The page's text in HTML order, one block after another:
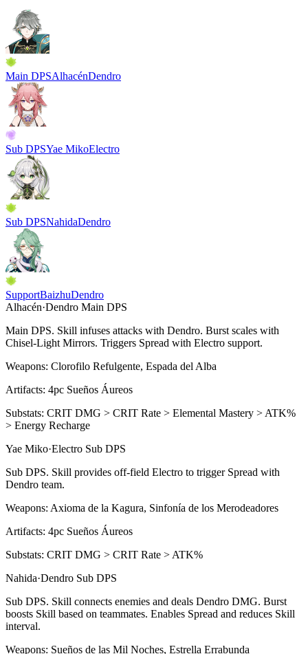
Main DPSAlhacénDendro
Sub DPSYae MikoElectro
Sub DPSNahidaDendro
SupportBaizhuDendro
Alhacén·Dendro Main DPS
Main DPS. Skill infuses attacks with Dendro. Burst scales with
Chisel-Light Mirrors. Triggers Spread with Electro support.
Weapons: Clorofilo Refulgente, Espada del Alba
Artifacts: 4pc Sueños Áureos
Substats: CRIT DMG > CRIT Rate > Elemental Mastery > ATK%
> Energy Recharge
Yae Miko·Electro Sub DPS
Sub DPS. Skill provides off-field Electro to trigger Spread with
Dendro team.
Weapons: Axioma de la Kagura, Sinfonía de los Merodeadores
Artifacts: 4pc Sueños Áureos
Substats: CRIT DMG > CRIT Rate > ATK%
Nahida·Dendro Sub DPS
Sub DPS. Skill connects enemies and deals Dendro DMG. Burst
boosts Skill based on teammates. Enables Spread and reduces Skill
interval.
Weapons: Sueños de las Mil Noches, Estrella Errabunda